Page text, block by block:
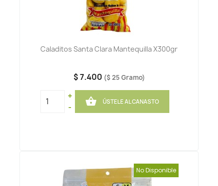
Caladitos Santa Clara Mantequilla X300gr
$ 7.400 ($ 25 Gramo)
+
-
 ÚSTELE AL CANASTO
No Disponible